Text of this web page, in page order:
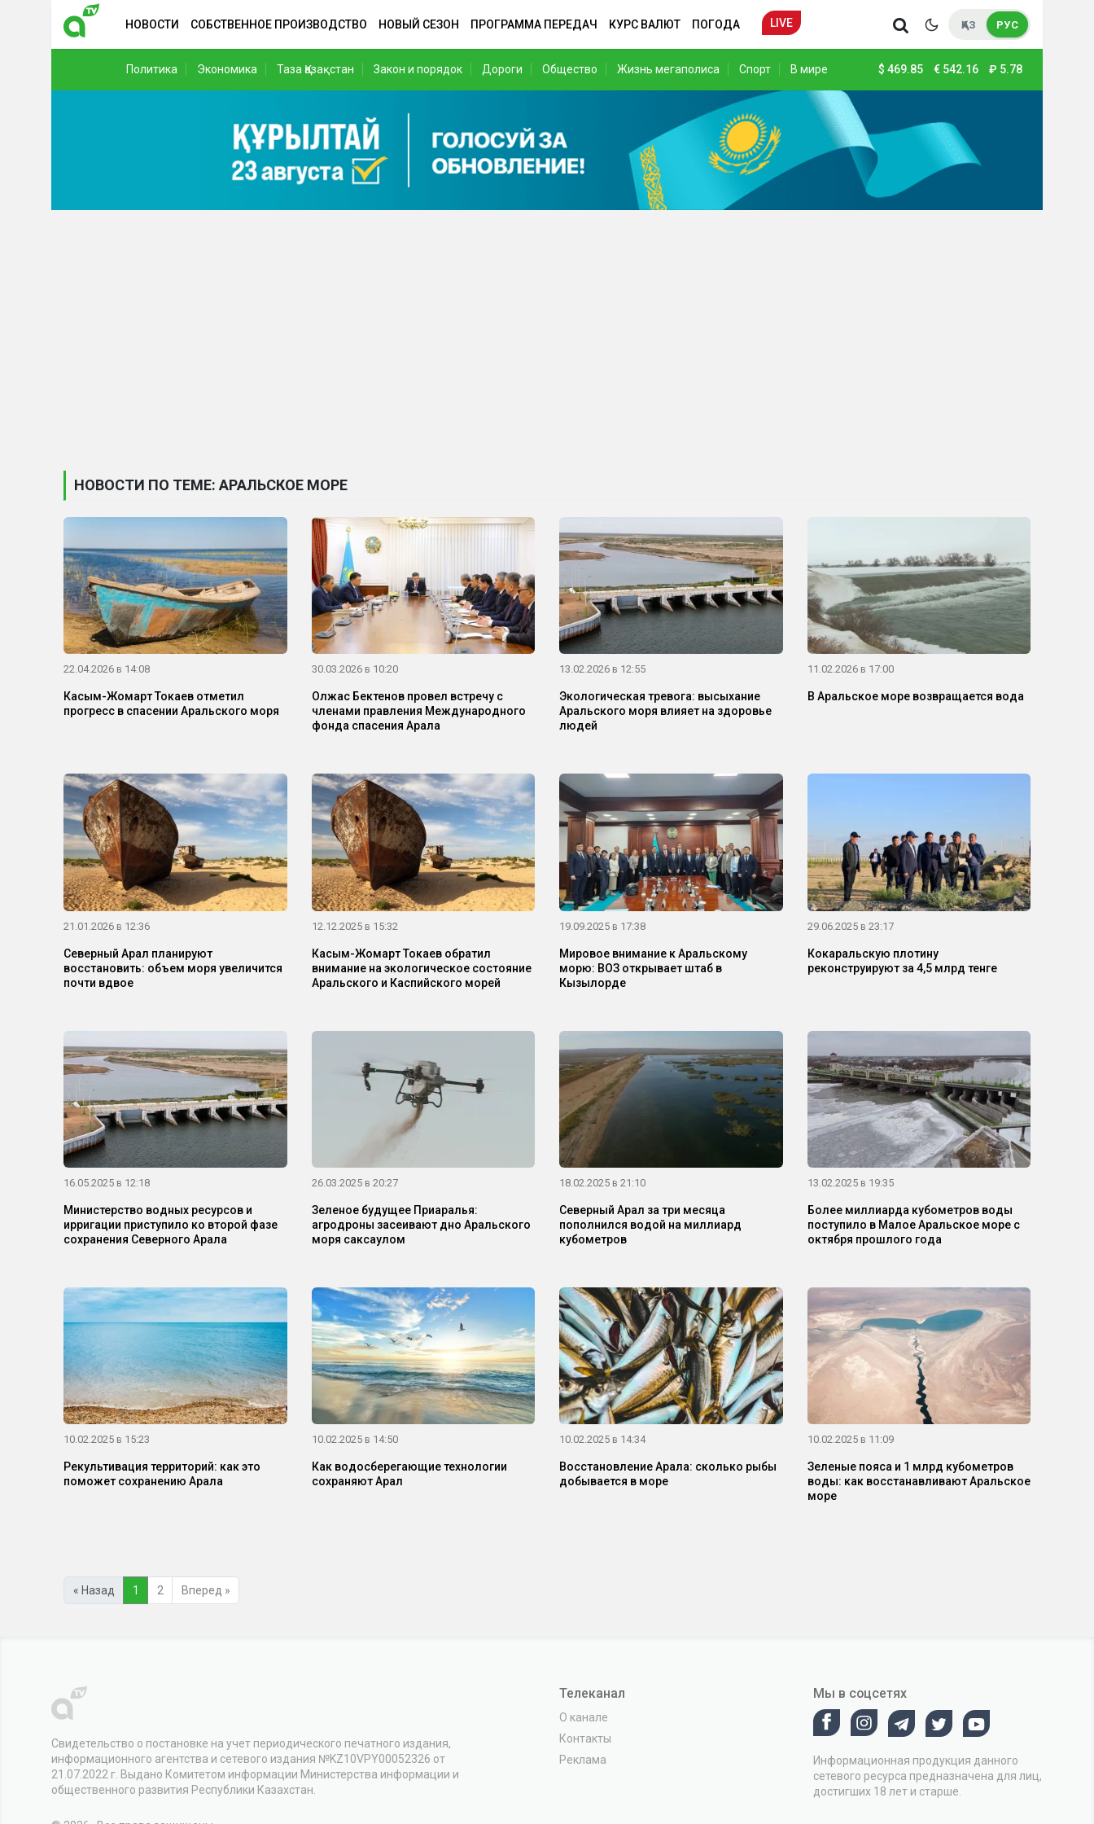
НОВОСТИ СОБСТВЕННОЕ ПРОИЗВОДСТВО НОВЫЙ СЕЗОН ПРОГРАММА ПЕРЕДАЧ КУРС ВАЛЮТ ПОГОДА LIVE ҚАЗ РУС
Политика Экономика Таза Қазақстан Закон и порядок Дороги Общество Жизнь мегаполиса Спорт В мире $ 469.85 € 542.16 ₽ 5.78
НОВОСТИ ПО ТЕМЕ: АРАЛЬСКОЕ МОРЕ
22.04.2026 в 14:08
Касым-Жомарт Токаев отметил
прогресс в спасении Аральского моря
30.03.2026 в 10:20
Олжас Бектенов провел встречу с
членами правления Международного
фонда спасения Арала
13.02.2026 в 12:55
Экологическая тревога: высыхание
Аральского моря влияет на здоровье
людей
11.02.2026 в 17:00
В Аральское море возвращается вода
21.01.2026 в 12:36
Северный Арал планируют
восстановить: объем моря увеличится
почти вдвое
12.12.2025 в 15:32
Касым-Жомарт Токаев обратил
внимание на экологическое состояние
Аральского и Каспийского морей
19.09.2025 в 17:38
Мировое внимание к Аральскому
морю: ВОЗ открывает штаб в
Кызылорде
29.06.2025 в 23:17
Кокаральскую плотину
реконструируют за 4,5 млрд тенге
16.05.2025 в 12:18
Министерство водных ресурсов и
ирригации приступило ко второй фазе
сохранения Северного Арала
26.03.2025 в 20:27
Зеленое будущее Приаралья:
агродроны засеивают дно Аральского
моря саксаулом
18.02.2025 в 21:10
Северный Арал за три месяца
пополнился водой на миллиард
кубометров
13.02.2025 в 19:35
Более миллиарда кубометров воды
поступило в Малое Аральское море с
октября прошлого года
10.02.2025 в 15:23
Рекультивация территорий: как это
поможет сохранению Арала
10.02.2025 в 14:50
Как водосберегающие технологии
сохраняют Арал
10.02.2025 в 14:34
Восстановление Арала: сколько рыбы
добывается в море
10.02.2025 в 11:09
Зеленые пояса и 1 млрд кубометров
воды: как восстанавливают Аральское
море
« Назад 1 2 Вперед »
Свидетельство о постановке на учет периодического печатного издания,
информационного агентства и сетевого издания №KZ10VPY00052326 от
21.07.2022 г. Выдано Комитетом информации Министерства информации и
общественного развития Республики Казахстан.
Телеканал
О канале
Контакты
Реклама
Мы в соцсетях
Информационная продукция данного
сетевого ресурса предназначена для лиц,
достигших 18 лет и старше.